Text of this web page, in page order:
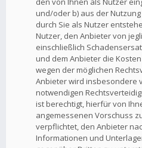
und/oder b) aus der
durch Sie als Nutzer
Nutzer, den Anbieter von
einschließlich
und dem Anbieter die
wegen der möglichen
Anbieter wird insbesondere
notwendigen
ist berechtigt, hierfür von
angemessenen Vorschuss
verpflichtet, den Anbieter
Informationen und